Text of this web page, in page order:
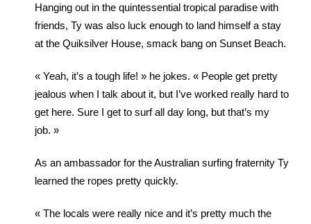
Hanging out in the quintessential tropical paradise with
friends, Ty was also luck enough to land himself a stay
at the Quiksilver House, smack bang on Sunset Beach.
« Yeah, it’s a tough life! » he jokes. « People get pretty
jealous when I talk about it, but I’ve worked really hard to
get here. Sure I get to surf all day long, but that’s my
job. »
As an ambassador for the Australian surfing fraternity Ty
learned the ropes pretty quickly.
« The locals were really nice and it’s pretty much the